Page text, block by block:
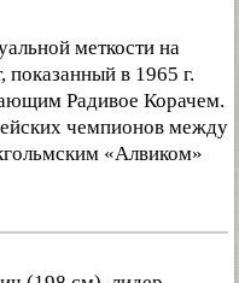
меткости на
показанный в 1965 г.
Радивое Корачем.
чемпионов между
«Алвиком»